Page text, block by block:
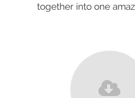
together into one